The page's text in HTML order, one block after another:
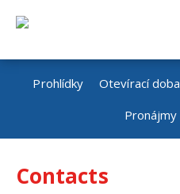
Prohlídky Otevírací doba
Pronájmy
Contacts